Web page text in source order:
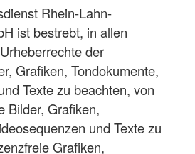
Rhein-Lahn-
ist bestrebt, in allen
der
Grafiken, Tondokumente,
Texte zu beachten, von
Bilder, Grafiken,
und Texte zu
Grafiken,